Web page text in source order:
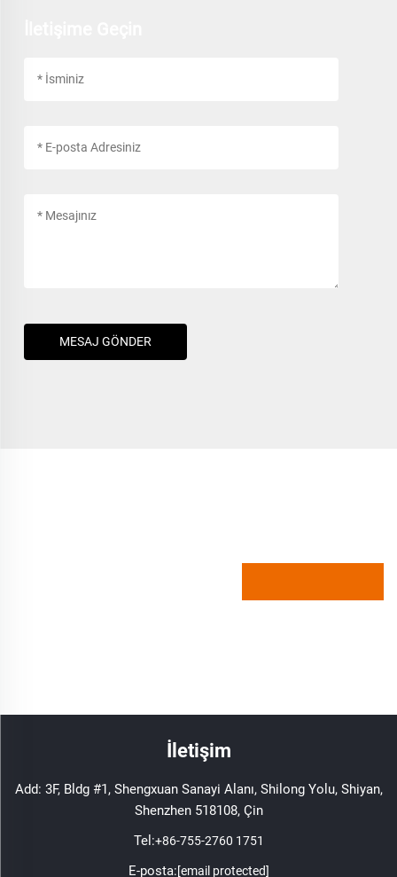
MESAJ GÖNDER
İletişim
Add: 3F, Bldg #1, Shengxuan Sanayi Alanı, Shilong Yolu, Shiyan,
Shenzhen 518108, Çin
Tel:+86-755-2760 1751
E-posta:[email protected]